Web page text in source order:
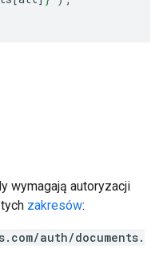
wymagają autoryzacji
zakresów:
auth/documents.